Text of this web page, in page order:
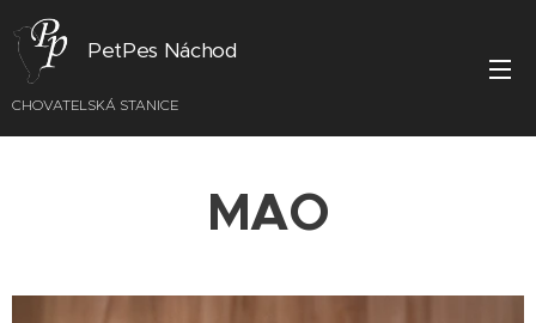
PetPes Náchod
CHOVATELSKÁ STANICE
MAO